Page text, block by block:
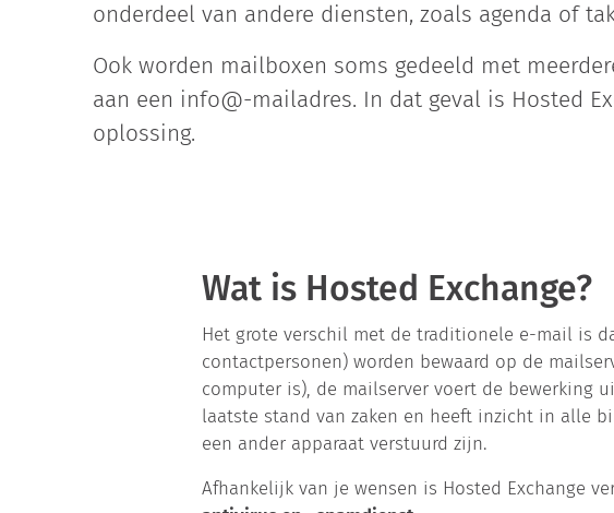
onderdeel van andere diensten, zoals agenda of
Ook worden mailboxen soms gedeeld met
aan een info@-mailadres. In dat geval is Hosted
oplossing.
Wat is Hosted Exchange?
Het grote verschil met de traditionele e-mail is
contactpersonen) worden bewaard op de
computer is), de mailserver voert de bewerking
laatste stand van zaken en heeft inzicht in alle
een ander apparaat verstuurd zijn.
Afhankelijk van je wensen is Hosted Exchange